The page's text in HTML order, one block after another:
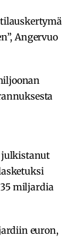
Angervuo
julkistanut
miljardia
euron,